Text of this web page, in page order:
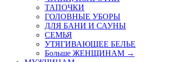
ТАПОЧКИ
ГОЛОВНЫЕ УБОРЫ
ДЛЯ БАНИ И САУНЫ
СЕМЬЯ
УТЯГИВАЮЩЕЕ БЕЛЬЕ
Больше ЖЕНЩИНАМ →